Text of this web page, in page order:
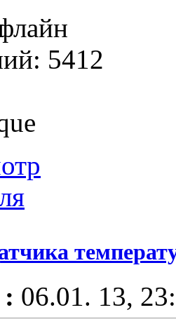
5412
06.01. 13,